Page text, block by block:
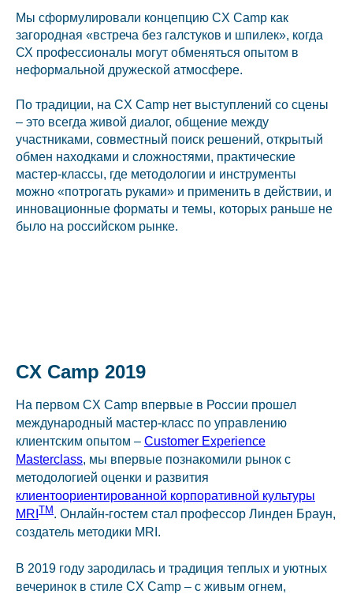
Мы сформулировали концепцию CX Camp как
загородная «встреча без галстуков и шпилек», когда
СХ профессионалы могут обменяться опытом в
неформальной дружеской атмосфере.
По традиции, на CX Camp нет выступлений со сцены
– это всегда живой диалог, общение между
участниками, совместный поиск решений, открытый
обмен находками и сложностями, практические
мастер-классы, где методологии и инструменты
можно «потрогать руками» и применить в действии, и
инновационные форматы и темы, которых раньше не
было на российском рынке.
CX Camp 2019
На первом CX Camp впервые в России прошел
международный мастер-класс по управлению
клиентским опытом – Customer Experience
Masterclass, мы впервые познакомили рынок с
методологией оценки и развития
клиентоориентированной корпоративной культуры
MRI ТМ . Онлайн-гостем стал профессор Линден Браун,
создатель методики MRI.
В 2019 году зародилась и традиция теплых и уютных
вечеринок в стиле CX Camp – с живым огнем,